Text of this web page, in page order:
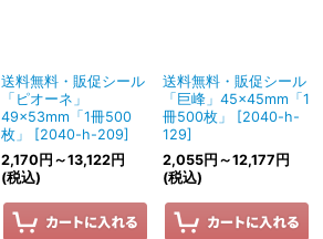
送料無料・販促シール
「ピオーネ」
49×53mm「1冊500
枚」
[2040-h-209]
2,170 円 ～13,122円
(税込)
送料無料・販促シール
「巨峰」45×45mm「1
冊500枚」
[2040-h-
129]
2,055円 ～12,177 円
(税込)